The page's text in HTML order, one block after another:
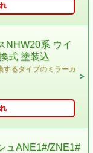
NHW20系 ウイ
式 塗装込
するタイプのミラーカ
ュANE1#/ZNE1#